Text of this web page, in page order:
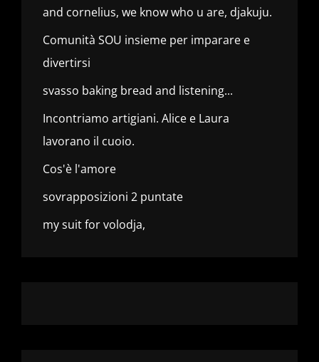
and cornelius, we know who u are, djakuju.
Comunità SOU insieme per imparare e
divertirsi
svasso baking bread and listening...
Incontriamo artigiani. Alice e Laura
lavorano il cuoio.
Cos'è l'amore
sovrapposizioni 2 puntate
my suit for volodja,